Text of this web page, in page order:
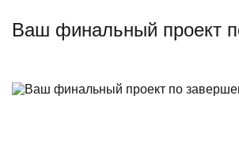
Ваш финальный проект